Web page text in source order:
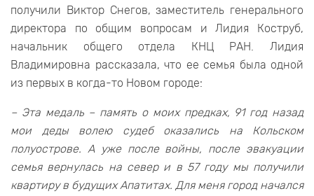
получили Виктор Снегов, заместитель генерального
директора по общим вопросам и Лидия Коструб,
начальник общего отдела КНЦ РАН. Лидия
Владимировна рассказала, что ее семья была одной
из первых в когда-то Новом городе:
– Эта медаль – память о моих предках, 91 год назад
мои деды волею судеб оказались на Кольском
полуострове. А уже после войны, после эвакуации
семья вернулась на север и в 57 году мы получили
квартиру в будущих Апатитах. Для меня город начался